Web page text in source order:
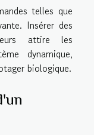
telles que
Insérer des
attire les
dynamique,
biologique.